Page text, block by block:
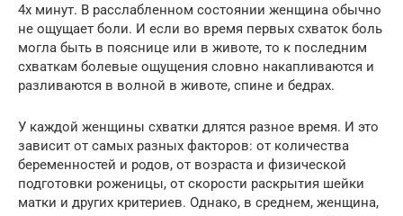
4х минут. В расслабленном состоянии женщина обычно
не ощущает боли. И если во время первых схваток боль
могла быть в пояснице или в животе, то к последним
схваткам болевые ощущения словно накапливаются и
разливаются в волной в животе, спине и бедрах.
У каждой женщины схватки длятся разное время. И это
зависит от самых разных факторов: от количества
беременностей и родов, от возраста и физической
подготовки роженицы, от скорости раскрытия шейки
матки и других критериев. Однако, в среднем, женщина,